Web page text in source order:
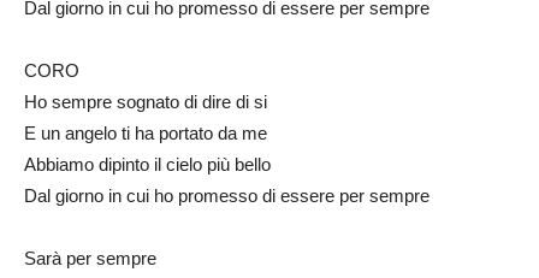
Dal giorno in cui ho promesso di essere per sempre
CORO
Ho sempre sognato di dire di si
E un angelo ti ha portato da me
Abbiamo dipinto il cielo più bello
Dal giorno in cui ho promesso di essere per sempre
Sarà per sempre